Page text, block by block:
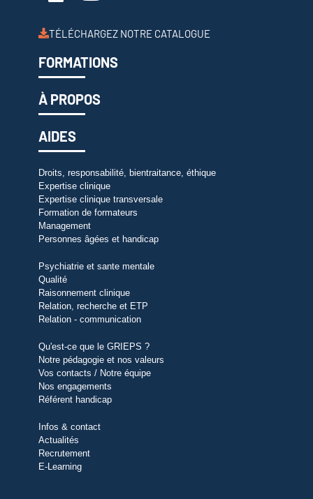
TÉLÉCHARGEZ NOTRE CATALOGUE
FORMATIONS
À PROPOS
AIDES
Droits, responsabilité, bientraitance, éthique
Expertise clinique
Expertise clinique transversale
Formation de formateurs
Management
Personnes âgées et handicap
Psychiatrie et sante mentale
Qualité
Raisonnement clinique
Relation, recherche et ETP
Relation - communication
Qu'est-ce que le GRIEPS ?
Notre pédagogie et nos valeurs
Vos contacts / Notre équipe
Nos engagements
Référent handicap
Infos & contact
Actualités
Recrutement
E-Learning